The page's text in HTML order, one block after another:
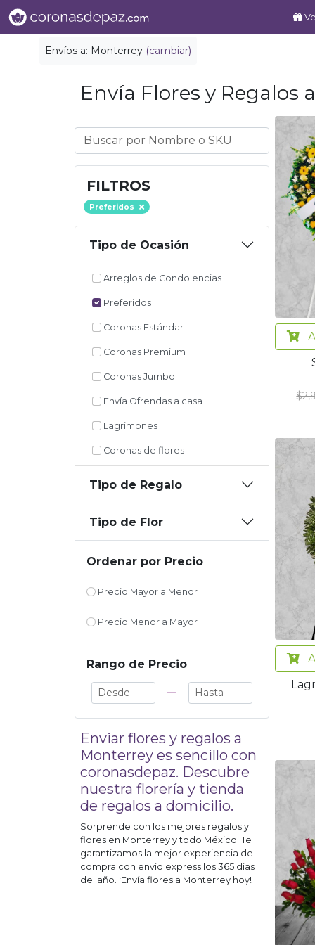
Envíos a: Monterrey (cambiar)
Envía Flores y Regalos
FILTROS
Preferidos
Tipo de Ocasión
Arreglos de Condolencias
Preferidos
Coronas Estándar
Coronas Premium
Coronas Jumbo
Envía Ofrendas a casa
Lagrimones
Coronas de flores
Tipo de Regalo
Tipo de Flor
Ordenar por Precio
Precio Mayor a Menor
Precio Menor a Mayor
Rango de Precio
—
Enviar flores y regalos a
Monterrey es sencillo con
coronasdepaz. Descubre
nuestra florería y tienda
de regalos a domicilio.
Sorprende con los mejores regalos y
flores en Monterrey y todo México. Te
garantizamos la mejor experiencia de
compra con envío express los 365 días
del año. ¡Envía flores a Monterrey hoy!